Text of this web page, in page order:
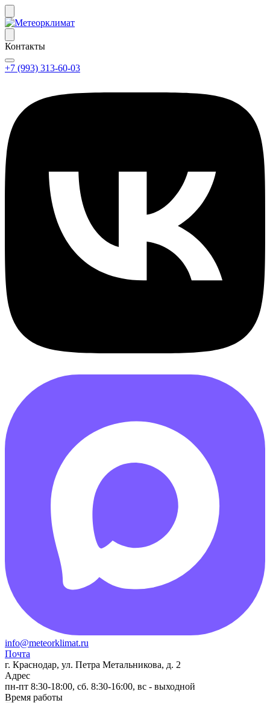
Контакты
+7 (993) 313-60-03
info@meteorklimat.ru
Почта
г. Краснодар, ул. Петра Метальникова, д. 2
Адрес
пн-пт 8:30-18:00, сб. 8:30-16:00, вс - выходной
Время работы